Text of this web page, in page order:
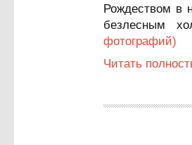
Рождеством в
безлесным
фотографий)
Читать